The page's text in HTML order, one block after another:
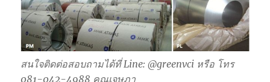
สนใจติดต่อสอบถามได้ที่ Line: @greenvci หรือ โทร
081-042-4988 คุณเจษฎา